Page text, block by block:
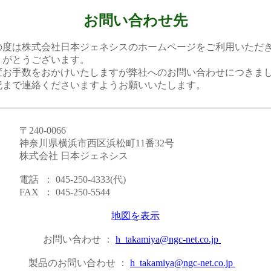
お問い合わせ先
式会社日本ジェネシスのホームページをご利用いただき
うございます。
をおかけいたしますが弊社へのお問い合わせにつきま
絡くださいますようお願いいたします。
0066
横浜市西区浜松町11番32号
社 日本ジェネシス
045-250-4333(代)
045-250-5544
地図を表示
お問い合わせ ： h_takamiya@ngc-net.co.jp
製品のお問い合わせ ： h_takamiya@ngc-net.co.jp